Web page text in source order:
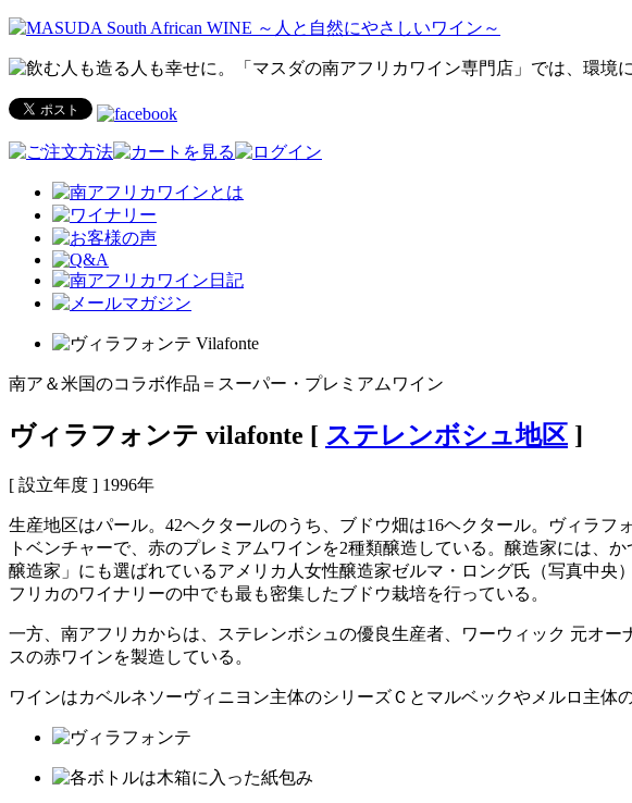
南ア＆米国のコラボ作品＝スーパー・プレミアムワイン
ヴィラフォンテ vilafonte [ ステレンボシュ地区 ]
[ 設立年度 ] 1996年
生産地区はパール。42ヘクタールのうち、ブドウ畑は16ヘクタール。ヴィラ
トベンチャーで、赤のプレミアムワインを2種類醸造している。醸造家には、
醸造家」にも選ばれているアメリカ人女性醸造家ゼルマ・ロング氏（写真中
フリカのワイナリーの中でも最も密集したブドウ栽培を行っている。
一方、南アフリカからは、ステレンボシュの優良生産者、ワーウィック 元オ
スの赤ワインを製造している。
ワインはカベルネソーヴィニヨン主体のシリーズＣとマルベックやメルロ主体